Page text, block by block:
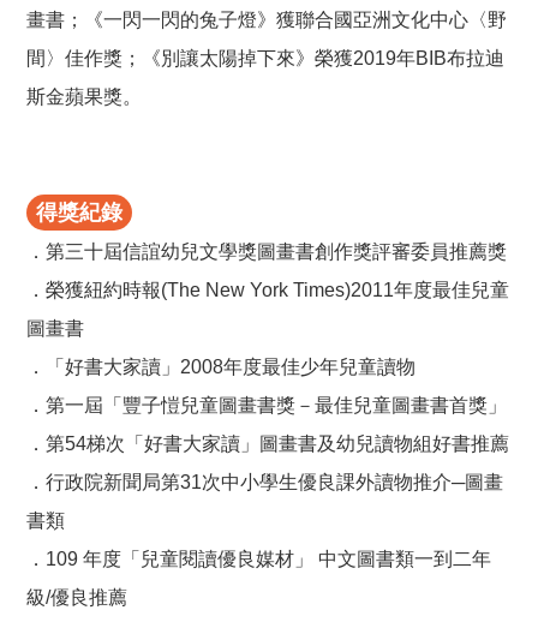
畫書；《一閃一閃的兔子燈》獲聯合國亞洲文化中心〈野
間〉佳作獎；《別讓太陽掉下來》榮獲2019年BIB布拉迪
斯金蘋果獎。
得獎紀錄
．第三十屆信誼幼兒文學獎圖畫書創作獎評審委員推薦獎
．榮獲紐約時報(The New York Times)2011年度最佳兒童
圖畫書
．「好書大家讀」2008年度最佳少年兒童讀物
．第一屆「豐子愷兒童圖畫書獎－最佳兒童圖畫書首獎」
．第54梯次「好書大家讀」圖畫書及幼兒讀物組好書推薦
．行政院新聞局第31次中小學生優良課外讀物推介─圖畫
書類
．109 年度「兒童閱讀優良媒材」 中文圖書類一到二年
級/優良推薦